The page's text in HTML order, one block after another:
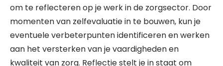
om te reflecteren op je werk in de zorgsector. Door
momenten van zelfevaluatie in te bouwen, kun je
eventuele verbeterpunten identificeren en werken
aan het versterken van je vaardigheden en
kwaliteit van zorg. Reflectie stelt je in staat om